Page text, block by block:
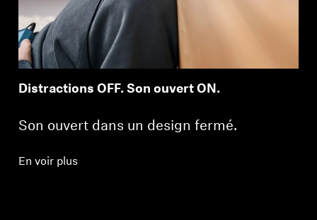
Distractions OFF. Son ouvert ON.
Son ouvert dans un design fermé.
En voir plus